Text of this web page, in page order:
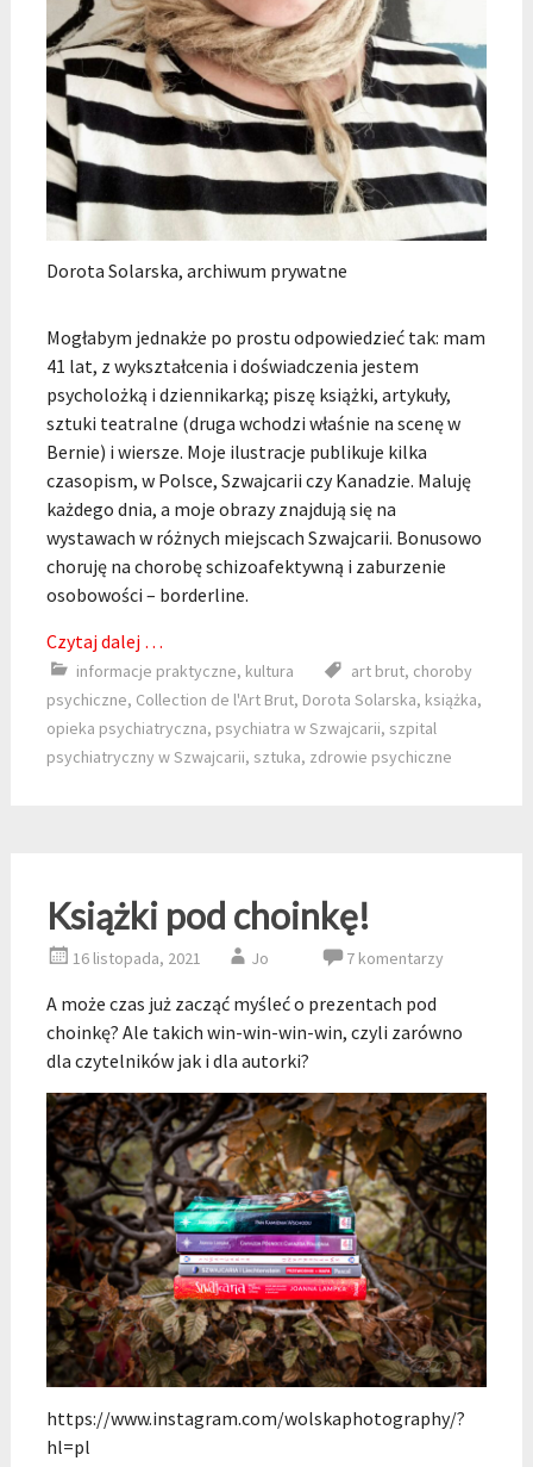
Dorota Solarska, archiwum prywatne
Mogłabym jednakże po prostu odpowiedzieć tak: mam
41 lat, z wykształcenia i doświadczenia jestem
psycholożką i dziennikarką; piszę książki, artykuły,
sztuki teatralne (druga wchodzi właśnie na scenę w
Bernie) i wiersze. Moje ilustracje publikuje kilka
czasopism, w Polsce, Szwajcarii czy Kanadzie. Maluję
każdego dnia, a moje obrazy znajdują się na
wystawach w różnych miejscach Szwajcarii. Bonusowo
choruję na chorobę schizoafektywną i zaburzenie
osobowości – borderline.
Czytaj dalej …
informacje praktyczne, kultura art brut, choroby
psychiczne, Collection de l'Art Brut, Dorota Solarska, książka,
opieka psychiatryczna, psychiatra w Szwajcarii, szpital
psychiatryczny w Szwajcarii, sztuka, zdrowie psychiczne
Książki pod choinkę!
16 listopada, 2021 Jo 7 komentarzy
A może czas już zacząć myśleć o prezentach pod
choinkę? Ale takich win-win-win-win, czyli zarówno
dla czytelników jak i dla autorki?
https://www.instagram.com/wolskaphotography/?
hl=pl